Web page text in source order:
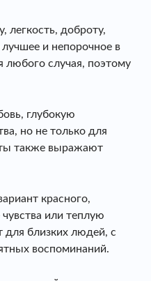
легкость, доброту,
и непорочное в
любого случая, поэтому
глубокую
но не только для
также выражают
красного,
или теплую
для близких людей, с
воспоминаний.